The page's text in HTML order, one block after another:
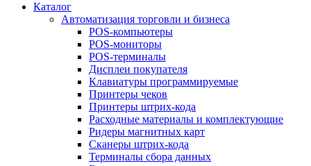
Каталог
Автоматизация торговли и бизнеса
POS-компьютеры
POS-мониторы
POS-терминалы
Дисплеи покупателя
Клавиатуры программируемые
Принтеры чеков
Принтеры штрих-кода
Расходные материалы и комплектующие
Ридеры магнитных карт
Сканеры штрих-кода
Терминалы сбора данных